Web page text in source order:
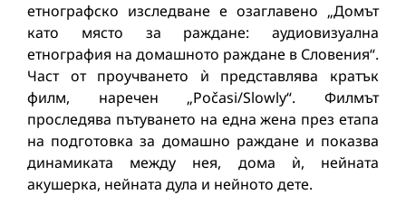
етнографско изследване е озаглавено „Домът
като място за раждане: аудиовизуална
етнография на домашното раждане в Словения“.
Част от проучването ѝ представлява кратък
филм, наречен „Počasi/Slowly“. Филмът
проследява пътуването на една жена през етапа
на подготовка за домашно раждане и показва
динамиката между нея, дома ѝ, нейната
акушерка, нейната дула и нейното дете.